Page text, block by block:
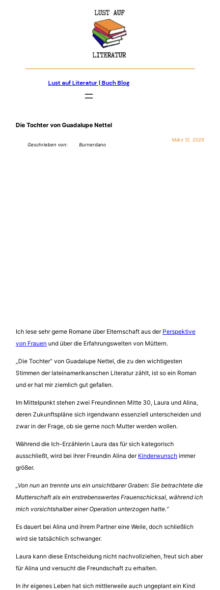
Lust auf Literatur | Buch Blog
Die Tochter von Guadalupe Nettel
Geschrieben von: Burnerdano
März 12, 2025
Ich lese sehr gerne Romane über Elternschaft aus der Perspektive
von Frauen und über die Erfahrungswelten von Müttern.
„Die Tochter“ von Guadalupe Nettel, die zu den wichtigesten
Stimmen der lateinamerikanschen Literatur zählt, ist so ein Roman
und er hat mir ziemlich gut gefallen.
Im Mittelpunkt stehen zwei Freundinnen Mitte 30, Laura und Alina,
deren Zukunftspläne sich irgendwann essenziell unterscheiden und
zwar in der Frage, ob sie gerne noch Mutter werden wollen.
Während die Ich-Erzählerin Laura das für sich kategorisch
ausschließt, wird bei ihrer Freundin Alina der Kinderwunsch immer
größer.
„Von nun an trennte uns ein unsichtbarer Graben: Sie betrachtete die
Mutterschaft als ein erstrebenswertes Frauenschicksal, während ich
mich vorsichtshalber einer Operation unterzogen hatte.“
Es dauert bei Alina und ihrem Partner eine Weile, doch schließlich
wird sie tatsächlich schwanger.
Laura kann diese Entscheidung nicht nachvollziehen, freut sich aber
für Alina und versucht die Freundschaft zu erhalten.
In ihr eigenes Leben hat sich mittlerweile auch ungeplant ein Kind